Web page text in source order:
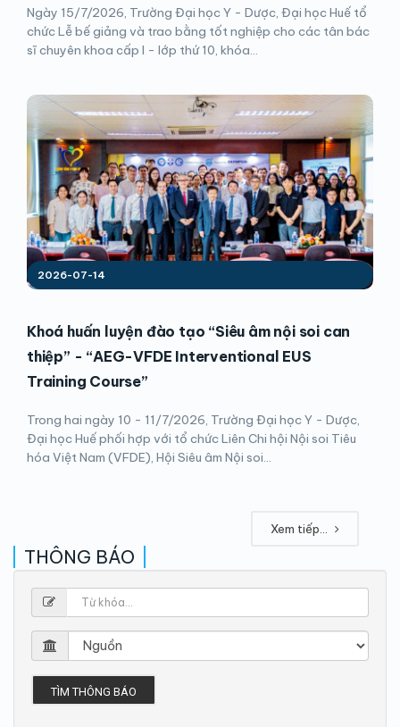
Ngày 15/7/2026, Trường Đại học Y - Dược, Đại học Huế tổ
chức Lễ bế giảng và trao bằng tốt nghiệp cho các tân bác
sĩ chuyên khoa cấp I - lớp thứ 10, khóa...
2026-07-14
Khoá huấn luyện đào tạo “Siêu âm nội soi can
thiệp” - “AEG-VFDE Interventional EUS
Training Course”
Trong hai ngày 10 - 11/7/2026, Trường Đại học Y - Dược,
Đại học Huế phối hợp với tổ chức Liên Chi hội Nội soi Tiêu
hóa Việt Nam (VFDE), Hội Siêu âm Nội soi...
Xem tiếp...
THÔNG BÁO
TÌM THÔNG BÁO